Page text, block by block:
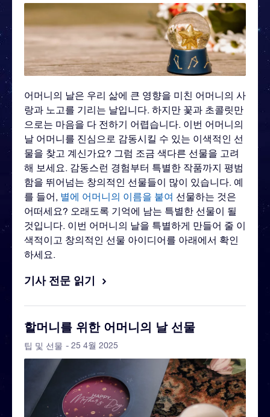
어머니의 날은 우리 삶에 큰 영향을 미친 어머니의 사
랑과 노고를 기리는 날입니다. 하지만 꽃과 초콜릿만
으로는 마음을 다 전하기 어렵습니다. 이번 어머니의
날 어머니를 진심으로 감동시킬 수 있는 이색적인 선
물을 찾고 계신가요? 그럼 조금 색다른 선물을 고려
해 보세요. 감동스런 경험부터 특별한 작품까지 평범
함을 뛰어넘는 창의적인 선물들이 많이 있습니다. 예
를 들어, 별에 어머니의 이름을 붙여 선물하는 것은
어떠세요? 오래도록 기억에 남는 특별한 선물이 될
것입니다. 이번 어머니의 날을 특별하게 만들어 줄 이
색적이고 창의적인 선물 아이디어를 아래에서 확인
하세요.
기사 전문 읽기
할머니를 위한 어머니의 날 선물
팁 및 선물 - 25 4월 2025